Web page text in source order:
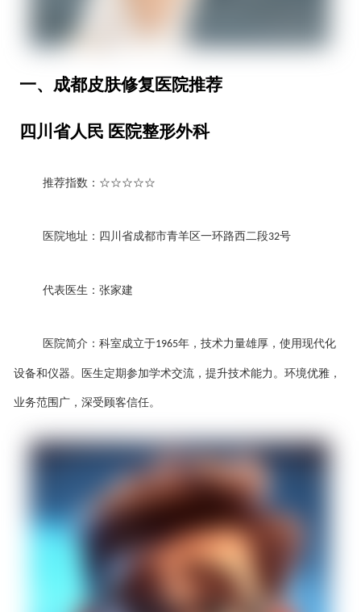
一、成都皮肤修复医院推荐
四川省人民 医院整形外科
推荐指数： ☆☆☆☆☆
医院地址：四川省成都市青羊区一环路西二段32号
代表医生：张家建
医院简介：科室成立于1965年，技术力量雄厚，使用现代化
设备和仪器。医生定期参加学术交流，提升技术能力。环境优雅，
业务范围广，深受顾客信任。